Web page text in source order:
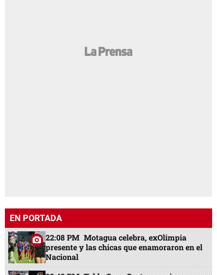
EN PORTADA
22:08 PM Motagua celebra, exOlimpia
presente y las chicas que enamoraron en el
Nacional